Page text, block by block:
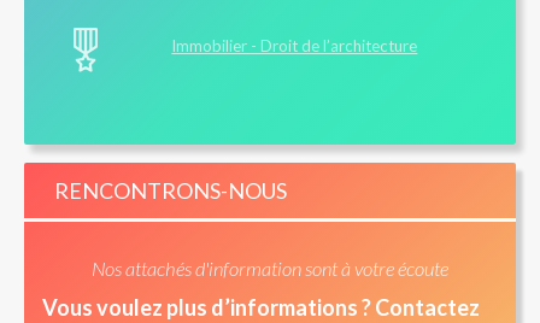
Immobilier - Droit de l’architecture
RENCONTRONS-NOUS
Nos attachés d'information sont à votre écoute
Vous voulez plus d’informations ? Contactez